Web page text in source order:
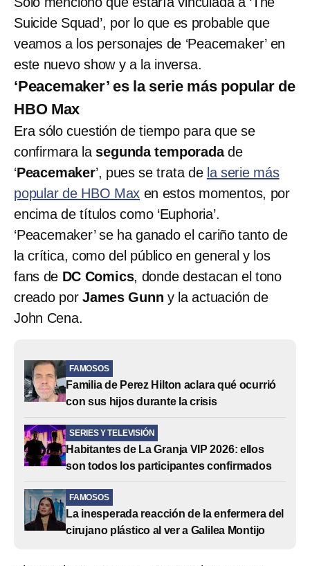
Suicide Squad’, por lo que es probable que
veamos a los personajes de ‘Peacemaker’ en
este nuevo show y a la inversa.
‘Peacemaker’ es la serie más popular de
HBO Max
Era sólo cuestión de tiempo para que se
confirmara la segunda temporadade
‘Peacemaker’, pues se trata de la serie más
popular de HBO Max en estos momentos, por
encima de títulos como ‘Euphoria’.
‘Peacemaker’ se ha ganado el cariño tanto de
la crítica, como del público en general y los
fans de DC Comics, donde destacan el tono
creado porJames Gunn y la actuación de
John Cena.
FAMOSOS
Familia de Perez Hilton aclara qué ocurrió
con sus hijos durante la crisis
SERIES Y TELEVISIÓN
Habitantes de La Granja VIP 2026: ellos
son todos los participantes confirmados
FAMOSOS
La inesperada reacción de la enfermera del
cirujano plástico al ver a Galilea Montijo